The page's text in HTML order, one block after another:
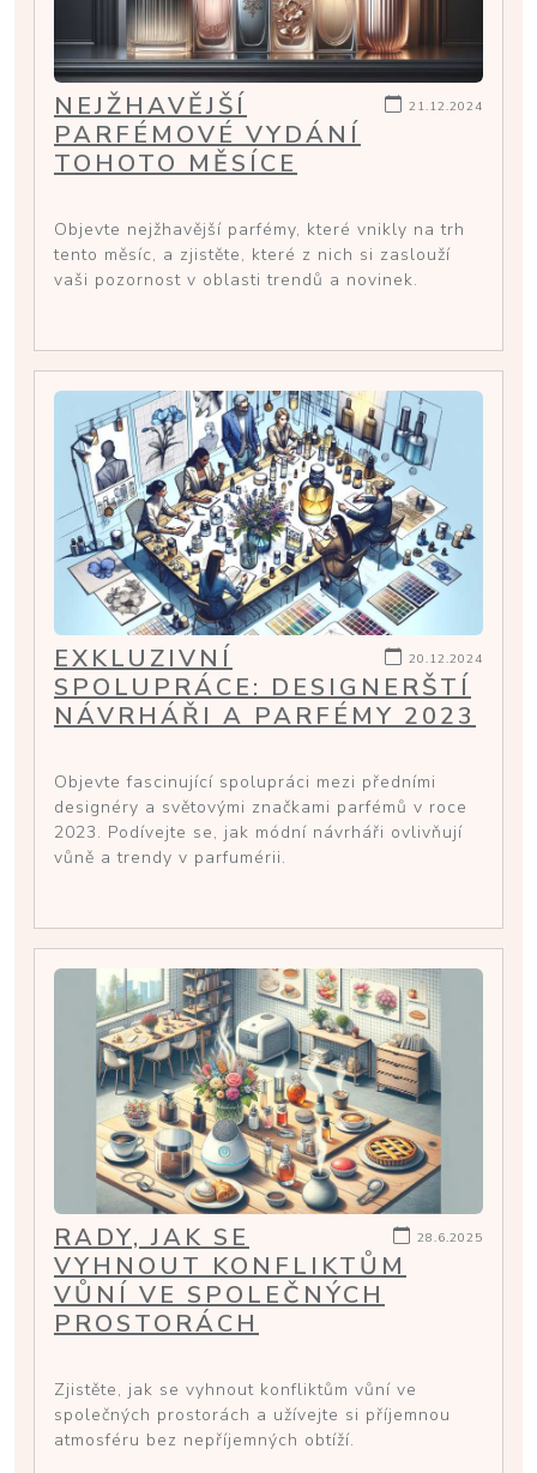
21.12.2024
NEJŽHAVĚJŠÍ
PARFÉMOVÉ VYDÁNÍ
TOHOTO MĚSÍCE
Objevte nejžhavější parfémy, které vnikly na trh
tento měsíc, a zjistěte, které z nich si zaslouží
vaši pozornost v oblasti trendů a novinek.
20.12.2024
EXKLUZIVNÍ
SPOLUPRÁCE: DESIGNERŠTÍ
NÁVRHÁŘI A PARFÉMY 2023
Objevte fascinující spolupráci mezi předními
designéry a světovými značkami parfémů v roce
2023. Podívejte se, jak módní návrháři ovlivňují
vůně a trendy v parfumérii.
28.6.2025
RADY, JAK SE
VYHNOUT KONFLIKTŮM
VŮNÍ VE SPOLEČNÝCH
PROSTORÁCH
Zjistěte, jak se vyhnout konfliktům vůní ve
společných prostorách a užívejte si příjemnou
atmosféru bez nepříjemných obtíží.